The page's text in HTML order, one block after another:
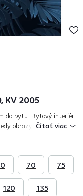
KV 2005
do bytu. Bytový interiér
obrazy na stenu
Čítať viac
70 75
120 135